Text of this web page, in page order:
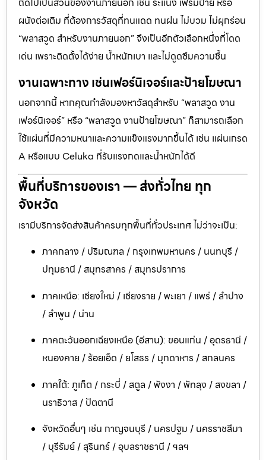
ผนังต่อเติม ที่ต้องการวัสดุที่ทนแดด ทนฝน ไม่บวม ไม่ผุกร่อน
“พลาสวูด สำหรับงานภายนอก” จึงเป็นอีกตัวเลือกหนึ่งที่โดด
เด่น เพราะติดตั้งได้ง่าย น้ำหนักเบา และไม่ดูดซึมความชื้น
งานเฉพาะทาง เช่นเฟอร์นิเจอร์และป้ายโฆษณา
นอกจากนี้ หากคุณกำลังมองหาวัสดุสำหรับ “พลาสวูด งาน
เฟอร์นิเจอร์” หรือ “พลาสวูด งานป้ายโฆษณา” ก็สามารถเลือก
ใช้แผ่นที่มีความหนาและความแข็งแรงมากขึ้นได้ เช่น แผ่นเกรด
A หรือแบบ Celuka ที่รับแรงกดและน้ำหนักได้ดี
พื้นที่บริการของเรา — ส่งทั่วไทย ทุก
จังหวัด
เรามีบริการจัดส่งสินค้าครบทุกพื้นที่ทั่วประเทศ ไม่ว่าจะเป็น:
ภาคกลาง / ปริมณฑล / กรุงเทพมหานคร / นนทบุรี /
ปทุมธานี / สมุทรสาคร / สมุทรปราการ
ภาคเหนือ: เชียงใหม่ / เชียงราย / พะเยา / แพร่ / ลำปาง
/ ลำพูน / น่าน
ภาคตะวันออกเฉียงเหนือ (อีสาน): ขอนแก่น / อุดรธานี /
หนองคาย / ร้อยเอ็ด / ยโสธร / มุกดาหาร / สกลนคร
ภาคใต้: ภูเก็ต / กระบี่ / สตูล / พังงา / พัทลุง / สงขลา /
นราธิวาส / ปัตตานี
จังหวัดอื่นๆ เช่น กาญจนบุรี / นครปฐม / นครราชสีมา
/ บุรีรัมย์ / สุรินทร์ / อุบลราชธานี / ฯลฯ